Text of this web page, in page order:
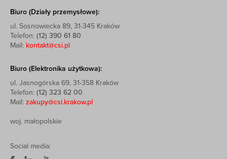
Biuro (Działy przemysłowe):
ul. Sosnowiecka 89, 31-345 Kraków
Telefon: (12) 390 61 80
Mail: kontakt@csi.pl
Biuro (Elektronika użytkowa):
ul. Jasnogórska 69, 31-358 Kraków
Telefon: (12) 323 62 00
Mail: zakupy@csi.krakow.pl
woj. małopolskie
Social media: